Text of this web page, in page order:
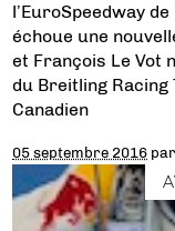
l’EuroSpeedway
échoue une
et François Le Vot
du Breitling Racing
Canadien
05 septembre 2016